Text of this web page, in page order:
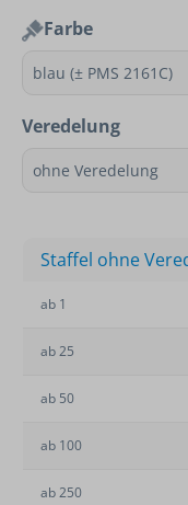
Farbe
Veredelung
Staffel ohne
ab 1
ab25
ab 50
ab 100
ab250